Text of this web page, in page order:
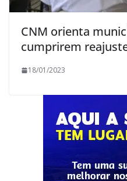
CNM orienta
cumprirem
18/01/2023